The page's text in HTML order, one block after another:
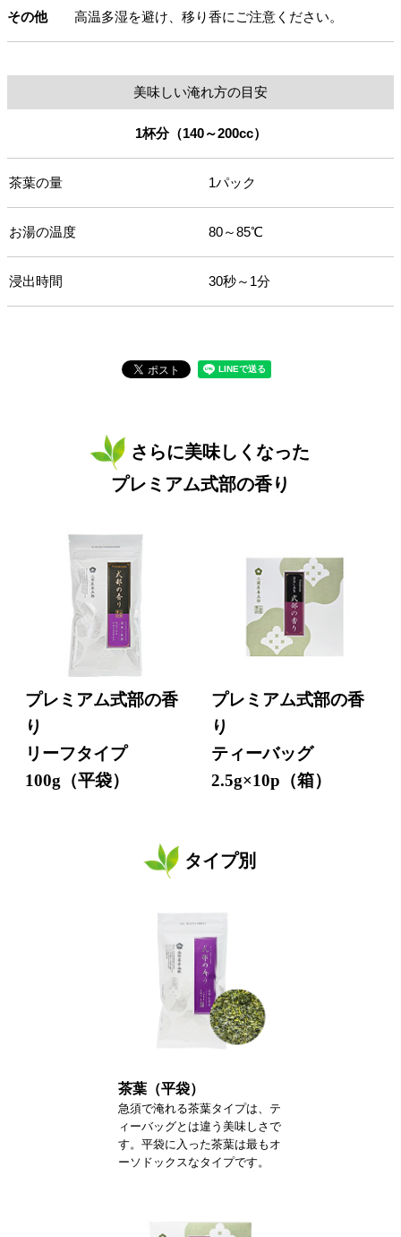
その他 高温多湿を避け、移り香にご注意ください。
美味しい淹れ方の目安
1杯分（140～200cc）
茶葉の量 1パック
お湯の温度 80～85℃
浸出時間 30秒～1分
さらに美味しくなった
プレミアム式部の香り
プレミアム式部の香
り
リーフタイプ
100g（平袋）
プレミアム式部の香
り
ティーバッグ
2.5g×10p（箱）
タイプ別
茶葉（平袋）
急須で淹れる茶葉タイプは、テ
ィーバッグとは違う美味しさで
す。平袋に入った茶葉は最もオ
ーソドックスなタイプです。